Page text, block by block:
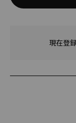
現在登